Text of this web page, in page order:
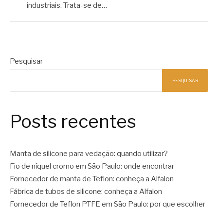
industriais. Trata-se de…
Pesquisar
PESQUISAR
Posts recentes
Manta de silicone para vedação: quando utilizar?
Fio de níquel cromo em São Paulo: onde encontrar
Fornecedor de manta de Teflon: conheça a Alfalon
Fábrica de tubos de silicone: conheça a Alfalon
Fornecedor de Teflon PTFE em São Paulo: por que escolher